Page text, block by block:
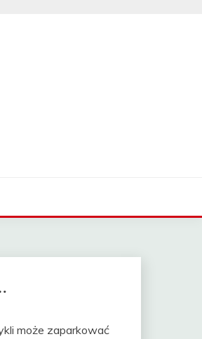
może zaparkować